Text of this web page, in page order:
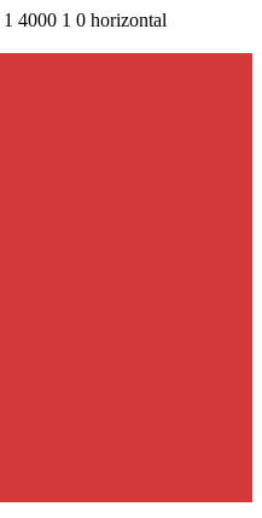
1 4000 1 0 horizontal